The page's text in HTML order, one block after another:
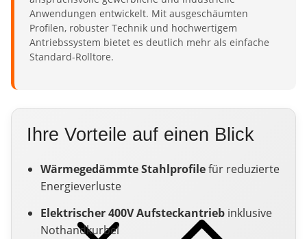
Anwendungen entwickelt. Mit ausgeschäumten
Profilen, robuster Technik und hochwertigem
Antriebssystem bietet es deutlich mehr als einfache
Standard-Rolltore.
Ihre Vorteile auf einen Blick
Wärmegedämmte Stahlprofilefür reduzierte
Energieverluste
Elektrischer 400V Aufsteckantrieb inklusive
Nothandkurbel